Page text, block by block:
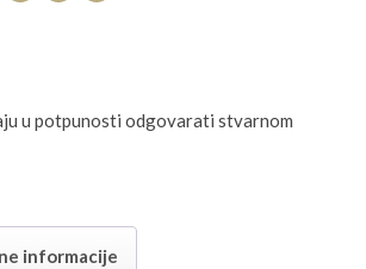
u potpunosti odgovarati stvarnom
informacije